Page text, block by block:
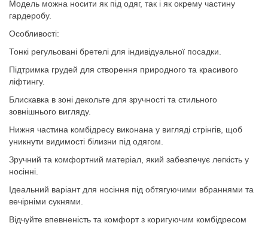
Модель можна носити як під одяг, так і як окрему частину
гардеробу.
Особливості:
Тонкі регульовані бретелі для індивідуальної посадки.
Підтримка грудей для створення природного та красивого
ліфтингу.
Блискавка в зоні декольте для зручності та стильного
зовнішнього вигляду.
Нижня частина комбідресу виконана у вигляді стрінгів, щоб
уникнути видимості білизни під одягом.
Зручний та комфортний матеріал, який забезпечує легкість у
носінні.
Ідеальний варіант для носіння під обтягуючими вбраннями та
вечірніми сукнями.
Відчуйте впевненість та комфорт з коригуючим комбідресом